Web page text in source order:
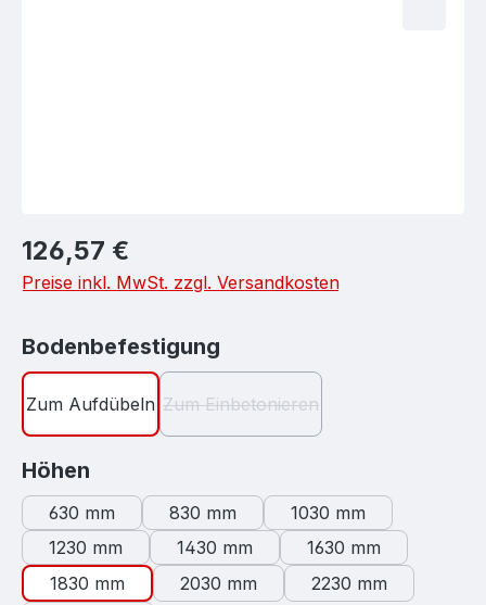
Regulärer Preis:
126,57 €
Preise inkl. MwSt. zzgl. Versandkosten
Bodenbefestigung
Zum Aufdübeln Zum Einbetonieren
(Diese Option ist zurzeit nicht
Höhen
630 mm 830 mm
1030 mm
1230 mm
1430 mm
1630 mm
1830 mm
2030 mm
2230 mm